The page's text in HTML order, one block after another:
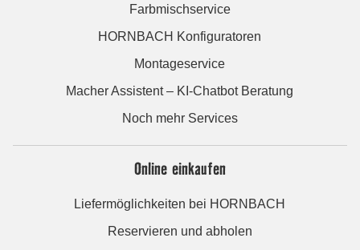
Farbmischservice
HORNBACH Konfiguratoren
Montageservice
Macher Assistent – KI-Chatbot Beratung
Noch mehr Services
Online einkaufen
Liefermöglichkeiten bei HORNBACH
Reservieren und abholen